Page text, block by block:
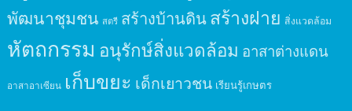
พัฒนาชุมชน สตรี สร้างบ้านดินสร้างฝาย สิ่งแวดล้อม
หัตถกรรม อนุรักษ์สิ่งแวดล้อม อาสาต่างแดน
อาสาอาเซียน เก็บขยะ เด็กเยาวชน เรียนรู้เกษตร